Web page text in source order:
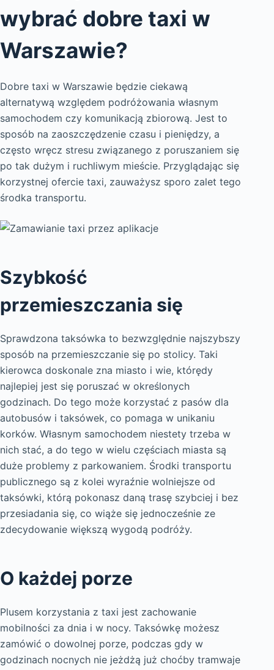
wybrać dobre taxi w
Warszawie?
Dobre taxi w Warszawie będzie ciekawą
alternatywą względem podróżowania własnym
samochodem czy komunikacją zbiorową. Jest to
sposób na zaoszczędzenie czasu i pieniędzy, a
często wręcz stresu związanego z poruszaniem się
po tak dużym i ruchliwym mieście. Przyglądając się
korzystnej ofercie taxi, zauważysz sporo zalet tego
środka transportu.
Szybkość
przemieszczania się
Sprawdzona taksówka to bezwzględnie najszybszy
sposób na przemieszczanie się po stolicy. Taki
kierowca doskonale zna miasto i wie, którędy
najlepiej jest się poruszać w określonych
godzinach. Do tego może korzystać z pasów dla
autobusów i taksówek, co pomaga w unikaniu
korków. Własnym samochodem niestety trzeba w
nich stać, a do tego w wielu częściach miasta są
duże problemy z parkowaniem. Środki transportu
publicznego są z kolei wyraźnie wolniejsze od
taksówki, którą pokonasz daną trasę szybciej i bez
przesiadania się, co wiąże się jednocześnie ze
zdecydowanie większą wygodą podróży.
O każdej porze
Plusem korzystania z taxi jest zachowanie
mobilności za dnia i w nocy. Taksówkę możesz
zamówić o dowolnej porze, podczas gdy w
godzinach nocnych nie jeżdżą już choćby tramwaje